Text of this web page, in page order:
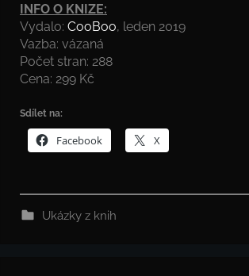
INFO O KNIZE:
Vydalo: CooBoo, leden 2019
Vazba: vázaná
Počet stran: 288
Cena: 299 Kč
Sdílet na:
Facebook X
Ukázky z knih